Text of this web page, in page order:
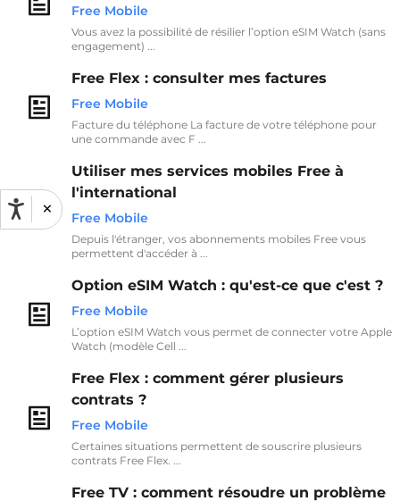
×
Free Mobile
Vous avez la possibilité de résilier l’option eSIM Watch (sans
engagement) ...
Free Flex : consulter mes factures
Free Mobile
Facture du téléphone La facture de votre téléphone pour
une commande avec F ...
Utiliser mes services mobiles Free à
l'international
Free Mobile
Depuis l'étranger, vos abonnements mobiles Free vous
permettent d'accéder à ...
Option eSIM Watch : qu'est-ce que c'est ?
Free Mobile
L’option eSIM Watch vous permet de connecter votre Apple
Watch (modèle Cell ...
Free Flex : comment gérer plusieurs
contrats ?
Free Mobile
Certaines situations permettent de souscrire plusieurs
contrats Free Flex. ...
Free TV : comment résoudre un problème